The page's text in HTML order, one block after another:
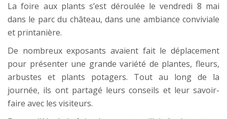
La foire aux plants s’est déroulée le vendredi 8 mai
dans le parc du château, dans une ambiance conviviale
et printanière.
De nombreux exposants avaient fait le déplacement
pour présenter une grande variété de plantes, fleurs,
arbustes et plants potagers. Tout au long de la
journée, ils ont partagé leurs conseils et leur savoir-
faire avec les visiteurs.